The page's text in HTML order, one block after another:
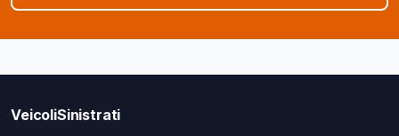
VeicoliSinistrati